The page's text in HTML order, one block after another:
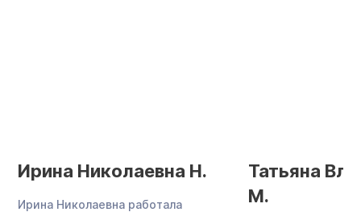
Ирина Николаевна Н.
Ирина Николаевна работала
Татьяна
М.